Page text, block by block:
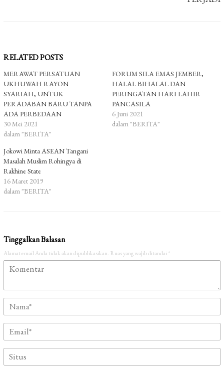
RELATED POSTS
MERAWAT PERSATUAN
UKHUWAH RAYON
SYARIAH, UNTUK
PERADABAN BARU TANPA
ADA PERBEDAAN
30 Mei 2021
dalam "BERITA"
FORUM SILA EMAS JEMBER,
HALAL BIHALAL DAN
PERINGATAN HARI LAHIR
PANCASILA
6 Juni 2021
dalam "BERITA"
Jokowi Minta ASEAN Tangani
Masalah Muslim Rohingya di
Rakhine State
16 Maret 2019
dalam "BERITA"
Tinggalkan Balasan
Alamat email Anda tidak akan dipublikasikan. Ruas yang wajib ditandai *